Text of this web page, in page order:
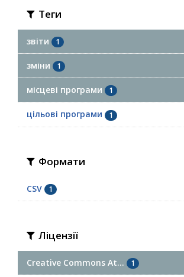
Теги
звіти 1
зміни 1
місцеві програми 1
цільові програми 1
Формати
CSV 1
Ліцензії
Creative Commons At... 1